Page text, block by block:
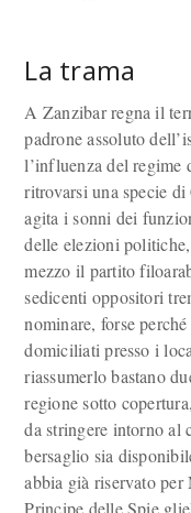
La trama
A Zanzibar regna il
padrone assoluto
l’influenza del regime
ritrovarsi una specie
agita i sonni dei
delle elezioni
mezzo il partito
sedicenti oppositori
nominare, forse
domiciliati presso i
riassumerlo bastano
regione sotto
da stringere intorno
bersaglio sia
abbia già riservato
Principe delle Spie